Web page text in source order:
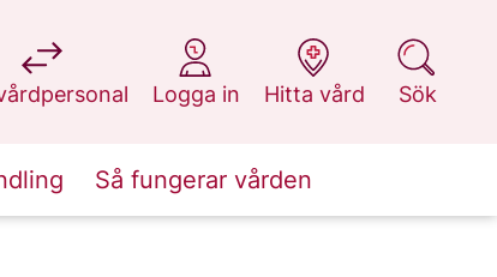
på 1177.se
Logga in
på 1177.se
Hitta vård
på 1177.se
Sök
på 1177.se
Så fungerar vården